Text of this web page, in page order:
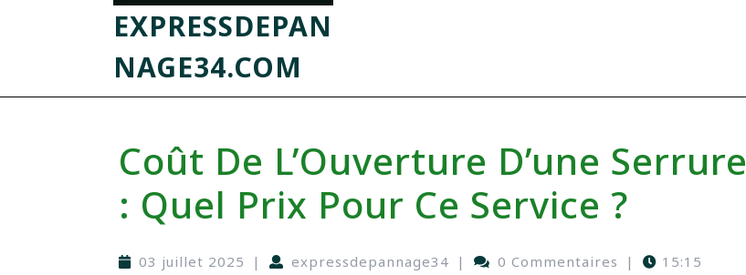
EXPRESSDEPAN
NAGE34.COM
Coût De L’Ouverture D’une Serrure
: Quel Prix Pour Ce Service ?
03 juillet 2025 | expressdepannage34 | 0 Commentaires | 15:15